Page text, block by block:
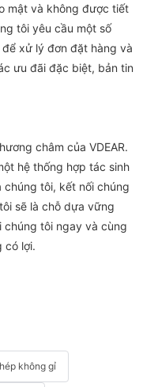
mật và không được tiết
tôi yêu cầu một số
xử lý đơn đặt hàng và
ưu đãi đặc biệt, bản tin
châm của VDEAR.
hệ thống hợp tác sinh
tôi, kết nối chúng
sẽ là chỗ dựa vững
chúng tôi ngay và cùng
có lợi.
không gỉ